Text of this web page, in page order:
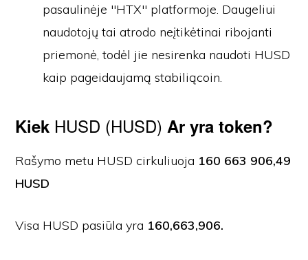
pasaulinėje "HTX" platformoje. Daugeliui
naudotojų tai atrodo neįtikėtinai ribojanti
priemonė, todėl jie nesirenka naudoti HUSD
kaip pageidaujamą stabiliącoin.
Kiek HUSD (HUSD) Ar yra token?
Rašymo metu HUSD cirkuliuoja 160 663 906,49
HUSD
Visa HUSD pasiūla yra 160,663,906.